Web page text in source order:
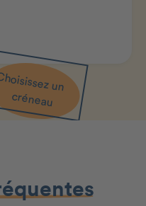
un
créneau